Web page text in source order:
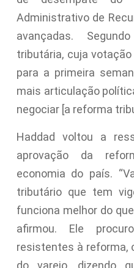
Administrativo de
avançadas.
tributária, cuja
para a primeira
mais articulação
negociar [a reforma
Haddad voltou a
aprovação da
economia do país.
tributário que tem
funciona melhor do
afirmou. Ele
resistentes à reforma,
do varejo, dizendo